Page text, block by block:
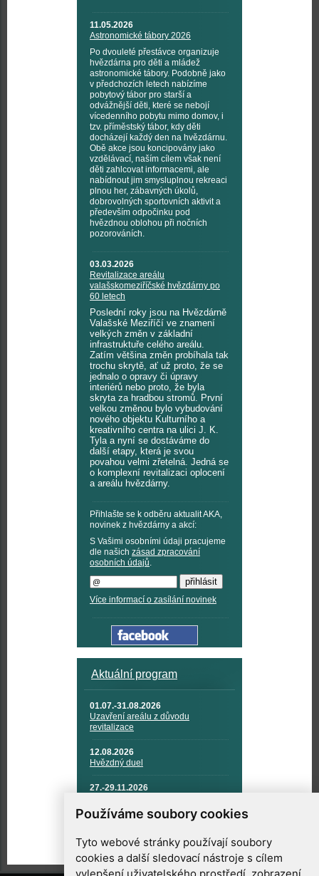
Používáme soubory cookies
Tyto webové stránky používají soubory
cookies a další sledovací nástroje s cílem
11.05.2026
Astronomické tábory 2026
Po dvouleté přestávce organizuje
hvězdárna pro děti a mládež
astronomické tábory. Podobně jako
v předchozích letech nabízíme
pobytový tábor pro starší a
odvážnější děti, které se nebojí
vícedenního pobytu mimo domov, i
tzv. příměstský tábor, kdy děti
docházejí každý den na hvězdárnu.
Obě akce jsou koncipovány jako
vzdělávací, naším cílem však není
děti zahlcovat informacemi, ale
nabídnout jim smysluplnou rekreaci
plnou her, zábavných úkolů,
dobrovolných sportovních aktivit a
především odpočinku pod
hvězdnou oblohou při nočních
pozorováních.
03.03.2026
Revitalizace areálu
valašskomeziříčské hvězdárny po
60 letech
Poslední roky jsou na Hvězdárně
Valašské Meziříčí ve znamení
velkých změn v základní
infrastruktuře celého areálu.
Zatím většina změn probíhala tak
trochu skrytě, ať už proto, že se
jednalo o opravy či úpravy
interiérů nebo proto, že byla
skryta za hradbou stromů. První
velkou změnou bylo vybudování
nového objektu Kulturního a
kreativního centra na ulici J. K.
Tyla a nyní se dostáváme do
další etapy, která je svou
povahou velmi zřetelná. Jedná se
o komplexní revitalizaci oplocení
a areálu hvězdárny.
Přihlašte se k odběru aktualit AKA,
novinek z hvězdárny a akcí:
S Vašimi osobními údaji pracujeme
dle našich zásad zpracování
osobních údajů.
Více informací o zasílání novinek
Aktuální program
01.07.-31.08.2026
Uzavření areálu z důvodu
revitalizace
12.08.2026
Hvězdný duel
27.-29.11.2026
TECHNIKA A KOSMICKÉ
TECHNOLOGIE